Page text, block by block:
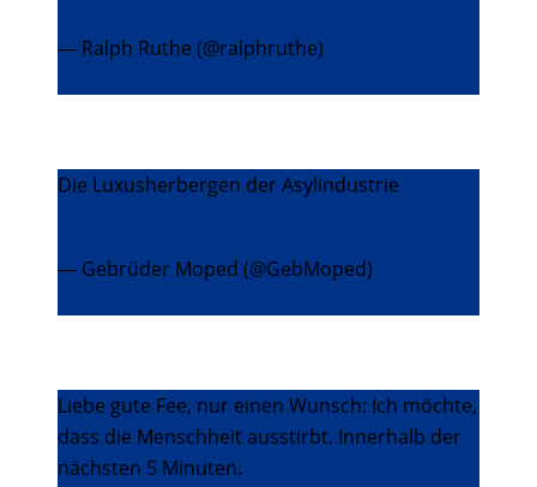
— Ralph Ruthe (@ralphruthe)
Die Luxusherbergen der Asylindustrie
— Gebrüder Moped (@GebMoped)
Liebe gute Fee, nur einen Wunsch: Ich möchte,
dass die Menschheit ausstirbt. Innerhalb der
nächsten 5 Minuten.